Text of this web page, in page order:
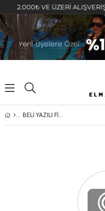
2.000₺ VE ÜZERİ
BELİ YAZILI FİTİLLİ CROP